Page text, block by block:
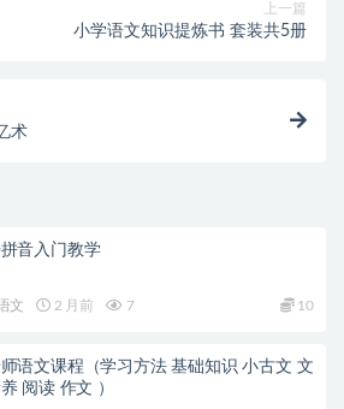
上一篇
小学语文知识提炼书 套装共5册
术
音入门教学
文 2 月前 7 10
语文课程（学习方法 基础知识 小古文 文
阅读 作文 ）